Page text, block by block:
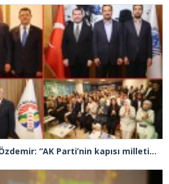
İl Başkanı Abdullah Özdemir: “AK Parti’nin kapısı milletine hizmet etmek isteyen herkese açıktır”